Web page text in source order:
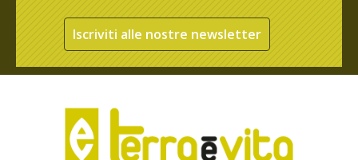
Iscriviti alle nostre newsletter